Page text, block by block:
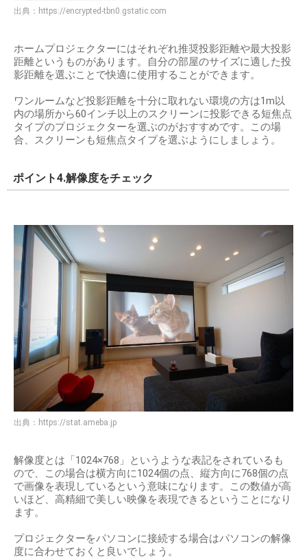
出典： https://encrypted-tbn0.gstatic.com
ホームプロジェクターにはそれぞれ推奨投影距離や最大投影
距離というものがあります。自分の部屋のサイズに適した投
影距離を選ぶことで快適に使用することができます。
ワンルームなど投影距離を十分に取れない環境の方は1m以
内の場所から60インチ以上のスクリーンに投影できる短焦点
タイプのプロジェクターを選ぶのがおすすめです。この場
合、スクリーンも短焦点タイプを選ぶようにしましょう。
ポイント4.解像度をチェック
出典： https://stat.ameba.jp
解像度とは「1024×768」というような表記をされているも
ので、この場合は横方向に1024個の点、縦方向に768個の点
で画像を表現しているという意味になります。この数値が高
いほど、高精細で美しい映像を表現できるということになり
ます。
プロジェクターをパソコンに接続する場合はパソコンの解像
度に合わせておくと良いでしょう。